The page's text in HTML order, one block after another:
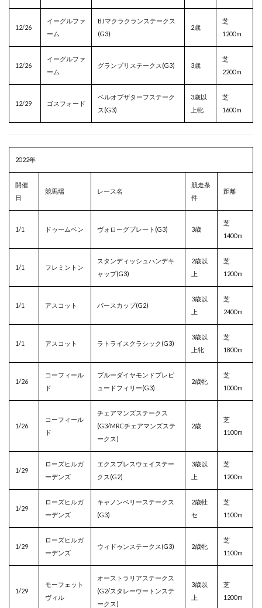
12/26
イーグルファ
ーム
BJマクラクランステークス
(G3)
2歳
芝
1200m
12/26
イーグルファ
ーム
グランプリステークス(G3) 3歳
芝
2200m
12/29 ゴスフォード
ベルオブザターフステーク
ス(G3)
3歳以
上牝
芝
1600m
2022年
開催
日
競馬場 レース名
競走条
件
距離
1/1 ドゥームベン ヴォローグプレート(G3) 3歳
芝
1400m
1/1 フレミントン
スタンディッシュハンデキ
ャップ(G3)
2歳以
上
芝
1200m
1/1 アスコット パースカップ(G2)
3歳以
上
芝
2400m
1/1 アスコット ラトライスクラシック(G3)
3歳以
上牝
芝
1800m
1/26
コーフィール
ド
ブルーダイヤモンドプレビ
ュードフィリー(G3)
2歳牝
芝
1000m
1/26
コーフィール
ド
チェアマンズステークス
(G3/MRCチェアマンズステ
ークス)
2歳
芝
1100m
1/29
ローズヒルガ
ーデンズ
エクスプレスウェイステー
クス(G2)
3歳以
上
芝
1200m
1/29
ローズヒルガ
ーデンズ
キャノンベリーステークス
(G3)
2歳牡
セ
芝
1100m
1/29
ローズヒルガ
ーデンズ
ウィドゥンステークス(G3) 2歳牝
芝
1100m
1/29
モーフェット
ヴィル
オーストラリアステークス
(G2/スタレーウートンステ
ークス)
3歳以
上
芝
1200m